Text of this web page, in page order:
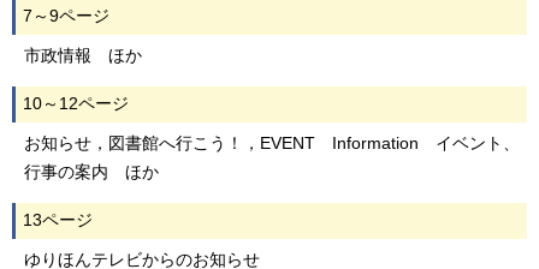
7～9ページ
市政情報 ほか
10～12ページ
お知らせ，図書館へ行こう！，EVENT Information イベント、
行事の案内 ほか
13ページ
ゆりほんテレビからのお知らせ